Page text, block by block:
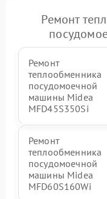
Ремонт
Ремонт
теплообменника
посудомоечной
машины Midea
MFD45S350Si
Ремонт
теплообменника
посудомоечной
машины Midea
MFD60S160Wi